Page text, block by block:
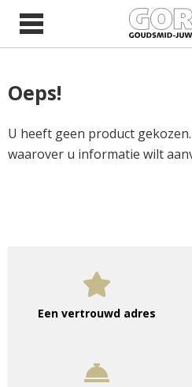
Oeps!
U heeft geen product
waarover u informatie wilt
Een vertrouwd adres